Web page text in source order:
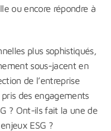
ou encore répondre à
plus sophistiqués,
sous-jacent en
de l’entreprise
des engagements
? Ont-ils fait la une de
ESG ?